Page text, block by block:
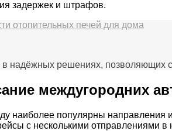
задержек и штрафов.
отопительных печей для дома
в надёжных решениях,
междугородних
наиболее популярны
с несколькими отправлениями в